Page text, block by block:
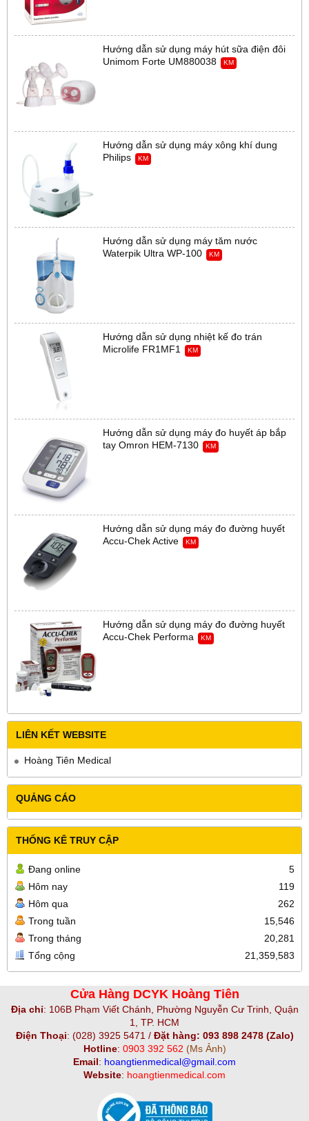
Hướng dẫn sử dụng máy hút sữa điện đôi
Unimom Forte UM880038
KM
Hướng dẫn sử dụng máy xông khí dung
Philips
KM
Hướng dẫn sử dụng máy tăm nước
Waterpik Ultra WP-100
KM
Hướng dẫn sử dụng nhiệt kế đo trán
Microlife FR1MF1
KM
Hướng dẫn sử dụng máy đo huyết áp bắp
tay Omron HEM-7130
KM
Hướng dẫn sử dụng máy đo đường huyết
Accu-Chek Active
KM
Hướng dẫn sử dụng máy đo đường huyết
Accu-Chek Performa
KM
LIÊN KẾT WEBSITE
Hoàng Tiên Medical
QUẢNG CÁO
THỐNG KÊ TRUY CẬP
Đang online
5
Hôm nay
119
Hôm qua
262
Trong tuần
15,546
Trong tháng
20,281
Tổng cộng
21,359,583
Cửa Hàng DCYK Hoàng Tiên
Địa chỉ: 106B Phạm Viết Chánh, Phường Nguyễn Cư Trinh, Quận
1, TP. HCM
Điện Thoại: (028) 3925 5471 / Đặt hàng: 093 898 2478 (Zalo)
Hotline: 0903 392 562 (Ms Ảnh)
Email: hoangtienmedical@gmail.com
Website: hoangtienmedical.com